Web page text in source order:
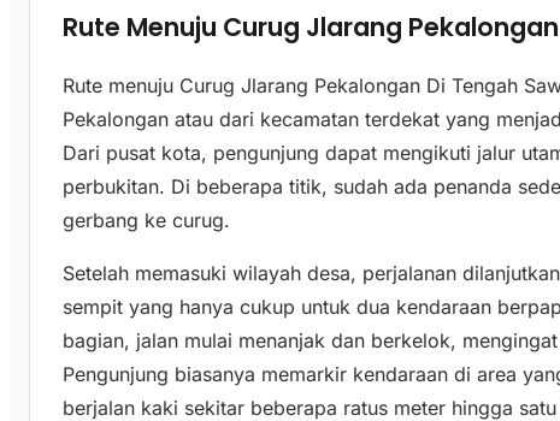
Rute Menuju Curug Jlarang
Rute menuju Curug Jlarang Pekalongan Di Tengah
Pekalongan atau dari kecamatan terdekat yang
Dari pusat kota, pengunjung dapat mengikuti jalur
perbukitan. Di beberapa titik, sudah ada penanda
gerbang ke curug.
Setelah memasuki wilayah desa, perjalanan
sempit yang hanya cukup untuk dua kendaraan
bagian, jalan mulai menanjak dan berkelok,
Pengunjung biasanya memarkir kendaraan di area
berjalan kaki sekitar beberapa ratus meter hingga